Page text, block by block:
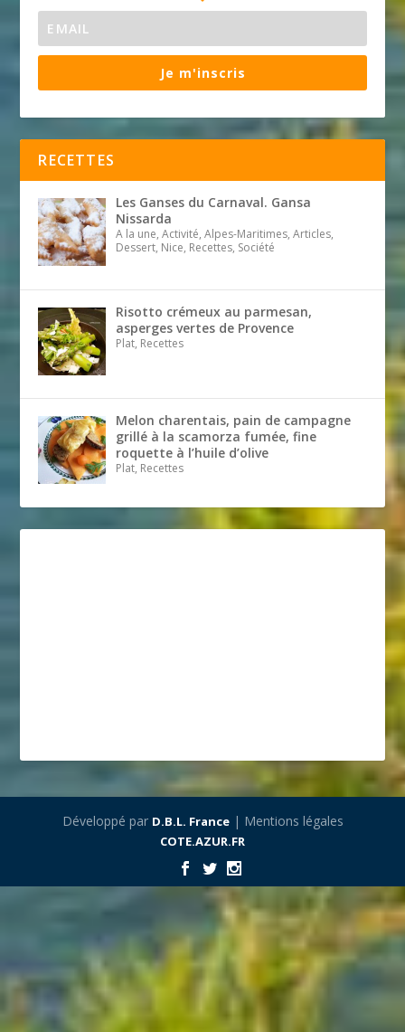
Je m'inscris
RECETTES
Les Ganses du Carnaval. Gansa
Nissarda
A la une, Activité, Alpes-Maritimes, Articles,
Dessert, Nice, Recettes, Société
Risotto crémeux au parmesan,
asperges vertes de Provence
Plat, Recettes
Melon charentais, pain de campagne
grillé à la scamorza fumée, fine
roquette à l’huile d’olive
Plat, Recettes
Développé par D.B.L. France| Mentions légales
COTE.AZUR.FR